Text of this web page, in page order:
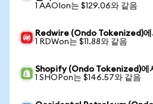
1 AAOIon는 $129.06와 같음
Redwire (Ondo Tokenized)에
1 RDWon는 $11.88와 같음
Shopify (Ondo Tokenized)에
1 SHOPon는 $146.57와 같음